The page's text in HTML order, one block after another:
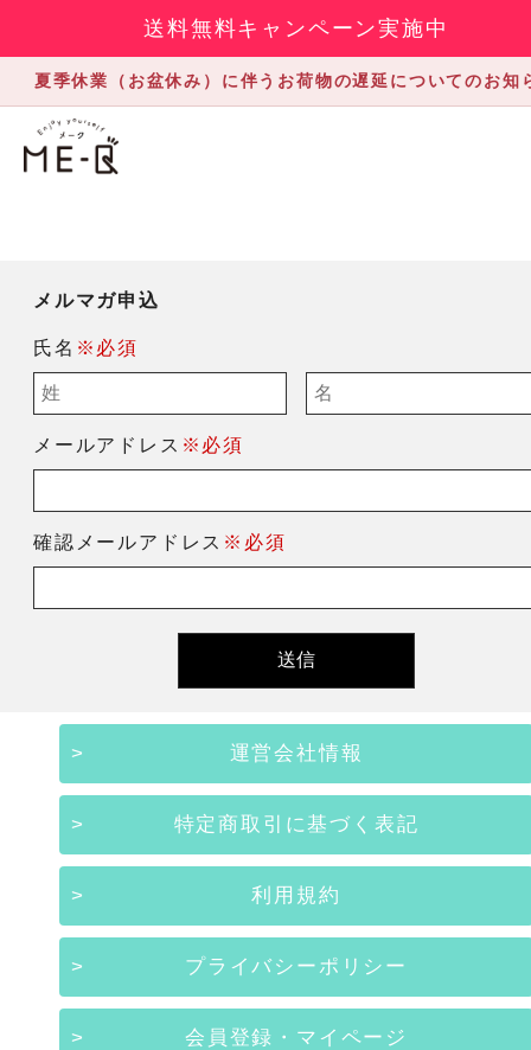
送料無料キャンペーン実施中
夏季休業（お盆休み）に伴うお荷物の遅延についてのお知
メルマガ申込
氏名 ※必須
メールアドレス ※必須
確認メールアドレス ※必須
運営会社情報
特定商取引に基づく表記
利用規約
プライバシーポリシー
会員登録・マイページ